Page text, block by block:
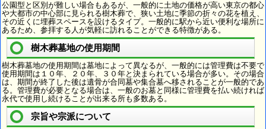
公園型と区別が難しい場合もあるが、一般的に土地の価格が高い東京の都心
や大都市の中心部に見られる樹木葬で、狭い土地に季節の折々の花を植え、
その近くに埋葬スペースを設けるタイプ。一般的に駅から近い便利な場所に
あるため、参拝する人が気軽に訪れることができる特徴がある。
樹木葬墓地の使用期間
樹木葬墓地の使用期間は墓地によって異なるが、一般的には管理費は不要で
使用期間は１０年、２０年、３０年と決まられている場合が多い。その場合
は、期間が終了した後は遺骨が合同墓や集合墓へ移されることが一般的であ
る。管理費が必要となる場合は、一般のお墓と同様に管理費を払い続ければ
永代で使用し続けることが出来る所も多数ある。
宗旨や宗派について